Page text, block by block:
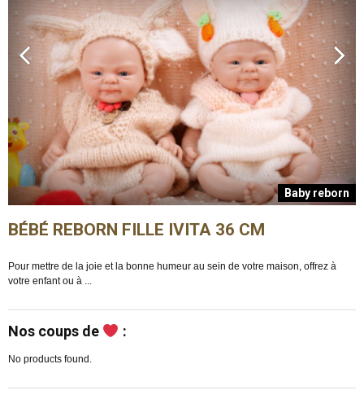
Baby reborn
BÉBÉ REBORN FILLE IVITA 36 CM
Pour mettre de la joie et la bonne humeur au sein de votre maison, offrez à
votre enfant ou à ...
Nos coups de :
No products found.